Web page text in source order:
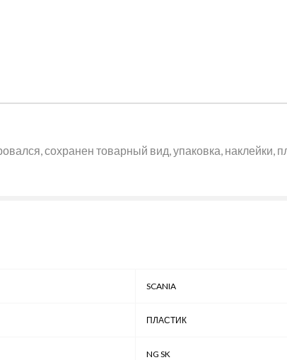
сохранен товарный вид, упаковка, наклейки,
SCANIA
ПЛАСТИК
NG SK